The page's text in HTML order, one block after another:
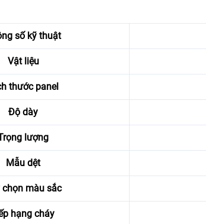
số kỹ thuật
Vật liệu
thước panel
Độ dày
lượng
Mẫu dệt
chọn màu sắc
hạng cháy